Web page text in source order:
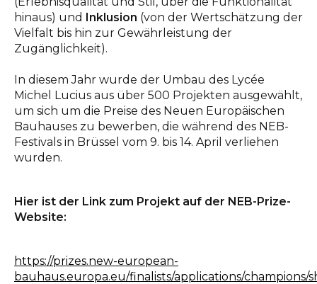
hinaus) und Inklusion (von der Wertschätzung der
Vielfalt bis hin zur Gewährleistung der
Zugänglichkeit).
In diesem Jahr wurde der Umbau des Lycée
Michel Lucius aus über 500 Projekten ausgewählt,
um sich um die Preise des Neuen Europäischen
Bauhauses zu bewerben, die während des NEB-
Festivals in Brüssel vom 9. bis 14. April verliehen
wurden.
Hier ist der Link zum Projekt auf der NEB-Prize-
Website:
https://prizes.new-european-
bauhaus.europa.eu/finalists/applications/champions/